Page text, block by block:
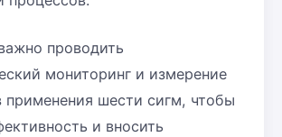
проводить
мониторинг и измерение
применения шести сигм, чтобы
и вносить